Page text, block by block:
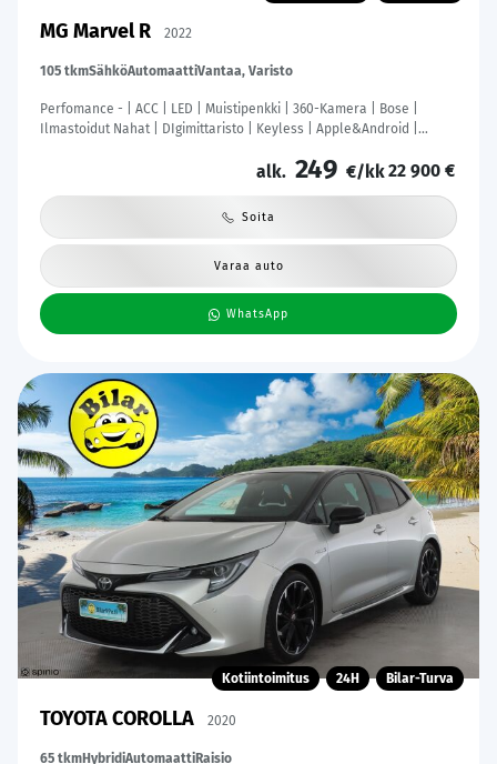
MG Marvel R 2022
105 tkmSähköAutomaattiVantaa, Varisto
Perfomance - | ACC | LED | Muistipenkki | 360-Kamera | Bose |
Ilmastoidut Nahat | DIgimittaristo | Keyless | Apple&Android |
alk. 249 €/kk22 900 €
Soita
Varaa auto
WhatsApp
Kotiintoimitus 24H Bilar-Turva
TOYOTA COROLLA 2020
65 tkmHybridiAutomaattiRaisio